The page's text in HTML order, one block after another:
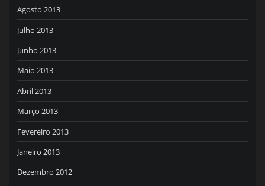
Agosto 2013
Julho 2013
Junho 2013
Maio 2013
Abril 2013
Março 2013
Fevereiro 2013
Janeiro 2013
Dezembro 2012